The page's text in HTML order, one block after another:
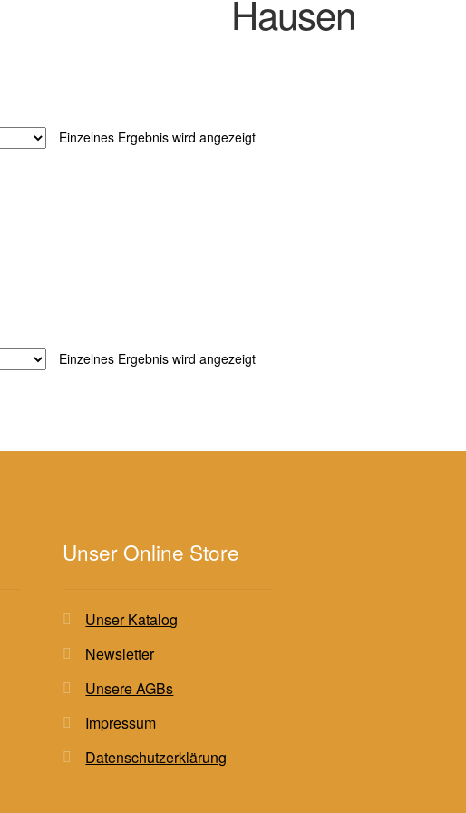
Hausen
Einzelnes Ergebnis wird angezeigt
Einzelnes Ergebnis wird angezeigt
Unser Online Store
Unser Katalog
Newsletter
Unsere AGBs
Impressum
Datenschutzerklärung